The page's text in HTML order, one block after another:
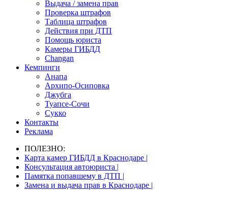
Выдача / замена прав
Проверка штрафов
Таблица штрафов
Действия при ДТП
Помощь юриста
Камеры ГИБДД
Сhangan
Кемпинги
Анапа
Архипо-Осиповка
Джубга
Туапсе-Сочи
Сукко
Контакты
Реклама
ПОЛЕЗНО:
Карта камер ГИБДД в Краснодаре |
Консультация автоюриста |
Памятка попавшему в ДТП |
Замена и выдача прав в Краснодаре |